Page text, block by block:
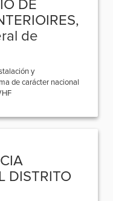
DE
de
y
de carácter nacional
DISTRITO